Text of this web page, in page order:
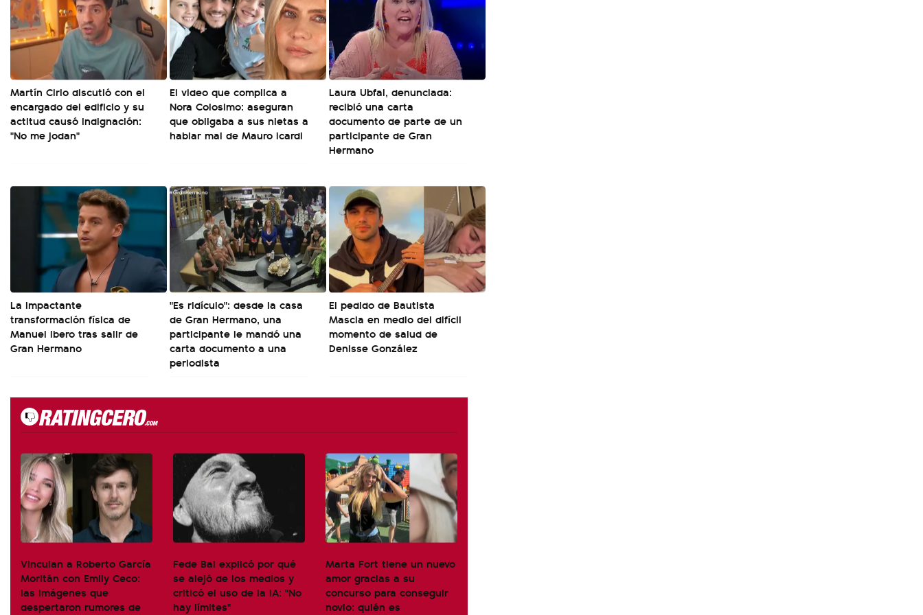
Martín Cirio discutió con el
encargado del edificio y su
actitud causó indignación:
"No me jodan"
El video que complica a
Nora Colosimo: aseguran
que obligaba a sus nietas a
hablar mal de Mauro Icardi
Laura Ubfal, denunciada:
recibió una carta
documento de parte de un
participante de Gran
Hermano
La impactante
transformación física de
Manuel Ibero tras salir de
Gran Hermano
"Es ridículo": desde la casa
de Gran Hermano, una
participante le mandó una
carta documento a una
periodista
El pedido de Bautista
Mascia en medio del difícil
momento de salud de
Denisse González
Vinculan a Roberto García
Moritán con Emily Ceco:
las imágenes que
despertaron rumores de
Fede Bal explicó por qué
se alejó de los medios y
criticó el uso de la IA: "No
hay límites"
Marta Fort tiene un nuevo
amor gracias a su
concurso para conseguir
novio: quién es